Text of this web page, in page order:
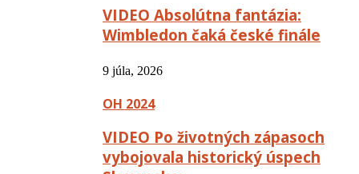
VIDEO Absolútna fantázia:
Wimbledon čaká české finále
9 júla, 2026
OH 2024
VIDEO Po životných zápasoch
vybojovala historický úspech